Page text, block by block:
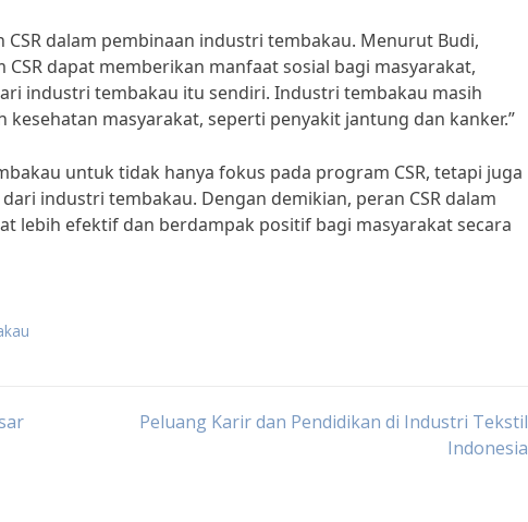
dalam pembinaan industri tembakau. Menurut Budi,
dapat memberikan manfaat sosial bagi masyarakat,
industri tembakau itu sendiri. Industri tembakau masih
masyarakat, seperti penyakit jantung dan kanker.”
untuk tidak hanya fokus pada program CSR, tetapi juga
industri tembakau. Dengan demikian, peran CSR dalam
lebih efektif dan berdampak positif bagi masyarakat secara
Peluang Karir dan Pendidikan di Industri Tekstil
Indonesia